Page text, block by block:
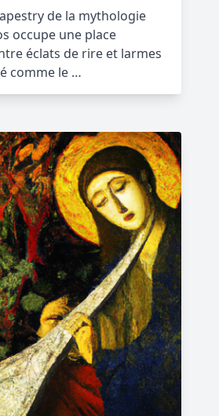
de la mythologie
occupe une place
éclats de rire et larmes
comme le …